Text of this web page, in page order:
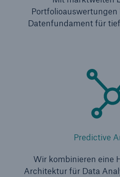
Datenfundament für
Predictive
Wir kombinieren eine
Architektur für Data
600